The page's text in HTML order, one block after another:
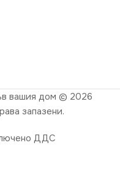
вашия дом © 2026
запазени.
ДДС